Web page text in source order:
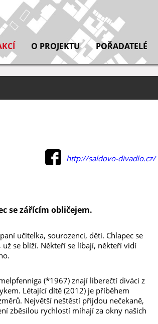
O PROJEKTU POŘADATELÉ
http://saldovo-divadlo.cz/
se zářícím obličejem.
učitelka, sourozenci, děti. Chlapec se
se blíží. Někteří se líbají, někteří vidí
(*1967) znají liberečtí diváci z
Létající dítě (2012) je příběhem
Největší neštěstí přijdou nečekaně,
zběsilou rychlostí míhají za okny našich